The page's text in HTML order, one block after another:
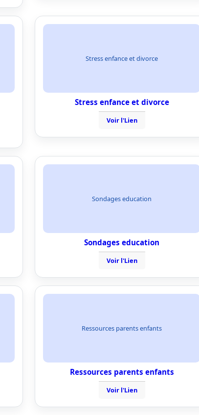
Stress enfance et divorce
Stress enfance et divorce
Voir l'Lien
Sondages education
Sondages education
Voir l'Lien
Ressources parents enfants
Ressources parents enfants
Voir l'Lien